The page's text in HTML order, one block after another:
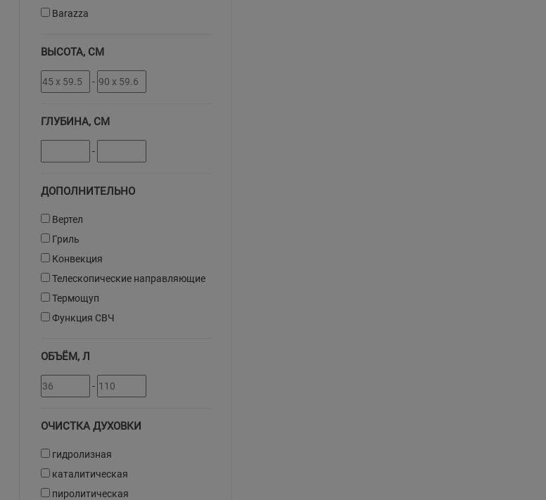
Barazza
ВЫСОТА, СМ
-
ГЛУБИНА, СМ
-
ДОПОЛНИТЕЛЬНО
Вертел
Гриль
Конвекция
Телескопические направляющие
Термощуп
Функция СВЧ
ОБЪЁМ, Л
-
ОЧИСТКА ДУХОВКИ
гидролизная
каталитическая
пиролитическая